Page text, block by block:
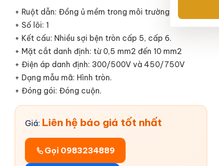
+ Ruột dẫn: Đồng ủ mềm trong môi trường khí trơ.
+ Số lõi: 1
+ Kết cấu: Nhiều sợi bện tròn cấp 5, cấp 6.
+ Mặt cắt danh định: từ 0,5 mm2 đến 10 mm2
+ Điện áp danh định: 300/500V và 450/750V
+ Dạng mẫu mã: Hình tròn.
+ Đóng gói: Đóng cuộn.
Giá: Liên hệ báo giá tốt nhất
Gọi 0983234889